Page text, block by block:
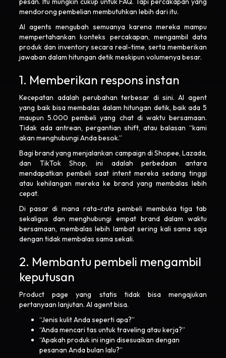
mendorong pembelian membutuhkan lebih dari itu.
AI agents mengubah semuanya karena mereka mampu
mempertahankan konteks percakapan, mengambil data
produk dan inventory secara real-time, serta memberikan
jawaban dalam hitungan detik meskipun volumenya besar.
1. Memberikan respons instan
Kecepatan adalah perubahan terbesar di sini. AI agent
yang baik bisa membalas dalam hitungan detik, baik ada 5
maupun 5.000 pembeli yang chat di waktu bersamaan.
Tidak ada antrean, pergantian shift, atau balasan “kami
akan menghubungi Anda besok.”
Bagi brand yang menjalankan campaign di Shopee, Lazada,
dan TikTok Shop, ini adalah perbedaan antara
mendapatkan pembeli saat intent mereka sedang tinggi
atau kehilangan mereka ke brand yang membalas lebih
cepat.
Di pasar di mana rata-rata pembeli membuka tiga tab
sekaligus dan menghubungi empat brand dalam waktu
bersamaan, membalas lebih lambat sering kali sama saja
dengan tidak membalas sama sekali.
2. Membantu pembeli mengambil
keputusan
Product page yang statis tidak bisa mengajukan
pertanyaan lanjutan. AI agent bisa.
“Jenis kulit Anda seperti apa?”
“Anda mencari tas untuk traveling atau kerja?”
“Apakah produk ini ingin disesuaikan dengan
pesanan Anda bulan lalu?”